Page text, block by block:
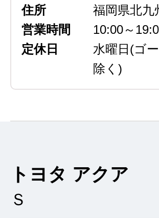
住所
福岡県北九
営業時間
10:00～
定休日
水曜日 (ゴ
除く)
トヨタ アクア
Ｓ